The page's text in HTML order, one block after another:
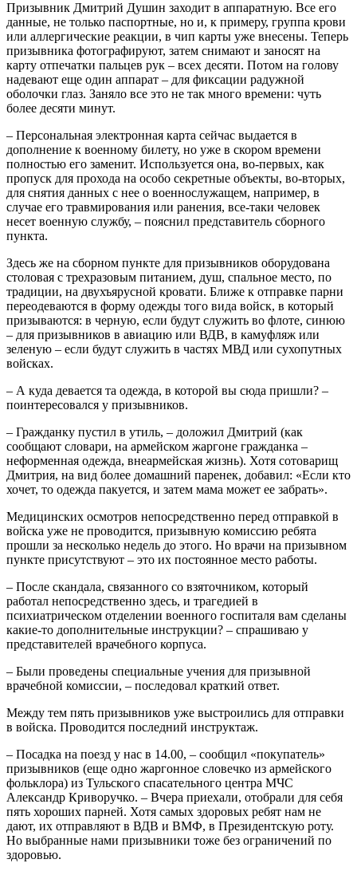
Призывник Дмитрий Душин заходит в аппаратную. Все его
данные, не только паспортные, но и, к примеру, группа крови
или аллергические реакции, в чип карты уже внесены. Теперь
призывника фотографируют, затем снимают и заносят на
карту отпечатки пальцев рук – всех десяти. Потом на голову
надевают еще один аппарат – для фиксации радужной
оболочки глаз. Заняло все это не так много времени: чуть
более десяти минут.
– Персональная электронная карта сейчас выдается в
дополнение к военному билету, но уже в скором времени
полностью его заменит. Используется она, во-первых, как
пропуск для прохода на особо секретные объекты, во-вторых,
для снятия данных с нее о военнослужащем, например, в
случае его травмирования или ранения, все-таки человек
несет военную службу, – пояснил представитель сборного
пункта.
Здесь же на сборном пункте для призывников оборудована
столовая с трехразовым питанием, душ, спальное место, по
традиции, на двухъярусной кровати. Ближе к отправке парни
переодеваются в форму одежды того вида войск, в который
призываются: в черную, если будут служить во флоте, синюю
– для призывников в авиацию или ВДВ, в камуфляж или
зеленую – если будут служить в частях МВД или сухопутных
войсках.
– А куда девается та одежда, в которой вы сюда пришли? –
поинтересовался у призывников.
– Гражданку пустил в утиль, – доложил Дмитрий (как
сообщают словари, на армейском жаргоне гражданка –
неформенная одежда, внеармейская жизнь). Хотя сотоварищ
Дмитрия, на вид более домашний паренек, добавил: «Если кто
хочет, то одежда пакуется, и затем мама может ее забрать».
Медицинских осмотров непосредственно перед отправкой в
войска уже не проводится, призывную комиссию ребята
прошли за несколько недель до этого. Но врачи на призывном
пункте присутствуют – это их постоянное место работы.
– После скандала, связанного со взяточником, который
работал непосредственно здесь, и трагедией в
психиатрическом отделении военного госпиталя вам сделаны
какие-то дополнительные инструкции? – спрашиваю у
представителей врачебного корпуса.
– Были проведены специальные учения для призывной
врачебной комиссии, – последовал краткий ответ.
Между тем пять призывников уже выстроились для отправки
в войска. Проводится последний инструктаж.
– Посадка на поезд у нас в 14.00, – сообщил «покупатель»
призывников (еще одно жаргонное словечко из армейского
фольклора) из Тульского спасательного центра МЧС
Александр Криворучко. – Вчера приехали, отобрали для себя
пять хороших парней. Хотя самых здоровых ребят нам не
дают, их отправляют в ВДВ и ВМФ, в Президентскую роту.
Но выбранные нами призывники тоже без ограничений по
здоровью.